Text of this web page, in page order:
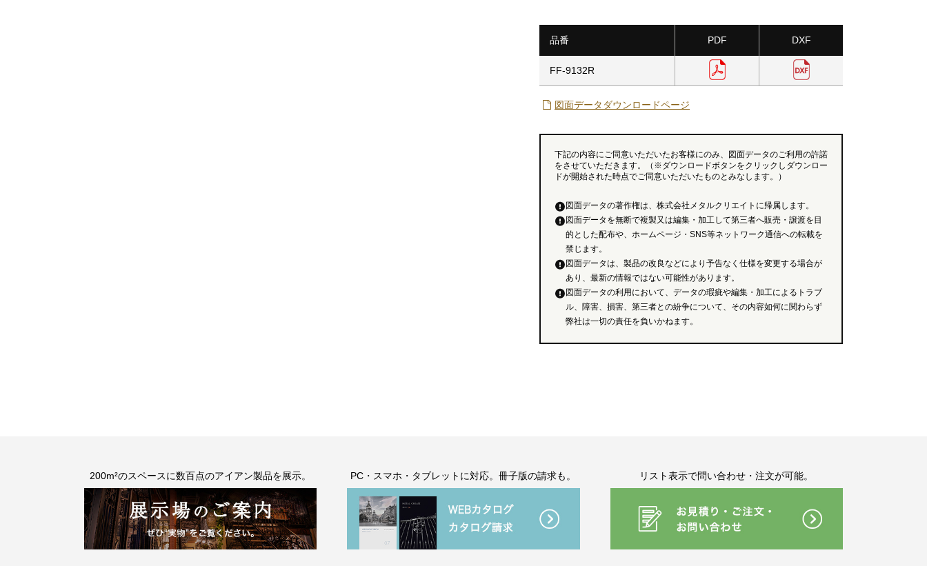
品番 PDF DXF
FF-9132R
図面データダウンロードページ
下記の内容にご同意いただいたお客様にのみ、図面データのご利用の許諾
をさせていただきます。（※ダウンロードボタンをクリックしダウンロー
ドが開始された時点でご同意いただいたものとみなします。）
図面データの著作権は、株式会社メタルクリエイトに帰属します。
図面データを無断で複製又は編集・加工して第三者へ販売・譲渡を目
的とした配布や、ホームページ・SNS等ネットワーク通信への転載を
禁じます。
図面データは、製品の改良などにより予告なく仕様を変更する場合が
あり、最新の情報ではない可能性があります。
図面データの利用において、データの瑕疵や編集・加工によるトラブ
ル、障害、損害、第三者との紛争について、その内容如何に関わらず
弊社は一切の責任を負いかねます。
200m²のスペースに数百点のアイアン製品を展示。 PC・スマホ・タブレットに対応。冊子版の請求も。 リスト表示で問い合わせ・注文が可能。